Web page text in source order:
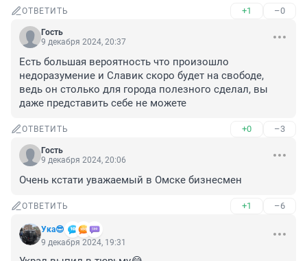
ОТВЕТИТЬ +1 –0
Гость
9 декабря 2024, 20:37
Есть большая вероятность что произошло
недоразумение и Славик скоро будет на свободе,
ведь он столько для города полезного сделал, вы
даже представить себе не можете
ОТВЕТИТЬ +0 –3
Гость
9 декабря 2024, 20:06
Очень кстати уважаемый в Омске бизнесмен
ОТВЕТИТЬ +1 –6
Ука😎
9 декабря 2024, 19:31